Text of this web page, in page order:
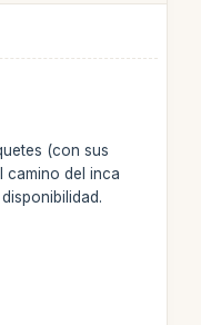
(con sus
camino del inca